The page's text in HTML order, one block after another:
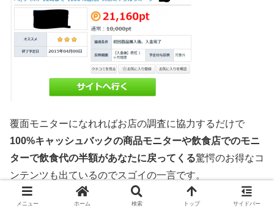
覆面モニターになれればお店の調査に協力するだけで
100%キャッシュバックの商品モニターや飲食店でのモニ
ターで飲食代の半額があなたに戻ってくる驚愕のお得なコ
ンテンツも出ているのでスゴイの一言です。
メニュー ホーム 検索 トップ サイドバー